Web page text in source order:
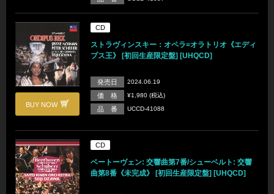
BUY NOW
CD
ストラヴィンスキー：オペラ=オラトリオ《エディ
プス王》 [初回生産限定盤] [UHQCD]
発売日 2024.06.19
価 格 ¥1,980 (税込)
品 番 UCCD-41088
CD
ベートーヴェン: 交響曲第7番/シューベルト: 交響
曲第8番《未完成》 [初回生産限定盤] [UHQCD]